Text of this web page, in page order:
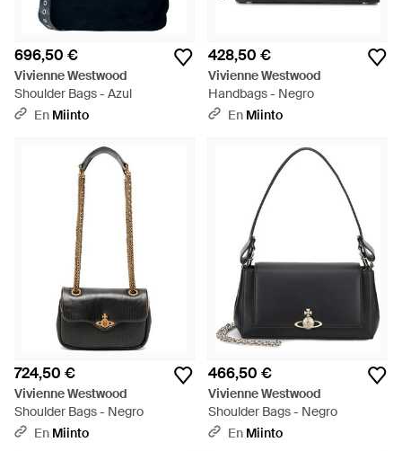
696,50 €
Vivienne Westwood
Shoulder Bags - Azul
En Miinto
428,50 €
Vivienne Westwood
Handbags - Negro
En Miinto
724,50 €
Vivienne Westwood
Shoulder Bags - Negro
En Miinto
466,50 €
Vivienne Westwood
Shoulder Bags - Negro
En Miinto